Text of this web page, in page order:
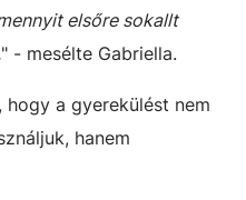
elsőre sokallt
" - mesélte Gabriella.
a gyerekülést nem
hanem